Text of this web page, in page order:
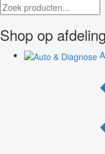
Shop op afdeling